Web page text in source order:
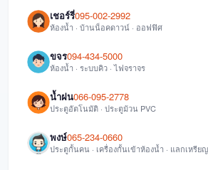
เชอร์รี่095-002-2992
ห้องน้ำ · บ้านน็อคดาวน์ · ออฟฟิศ
ขจร094-434-5000
ห้องน้ำ · ระบบคิว · ไฟจราจร
น้ำฝน066-095-2778
ประตูอัตโนมัติ · ประตูม้วน PVC
พงษ์065-234-0660
ประตูกั้นคน · เครื่องกั้นเข้าห้องน้ำ · แลกเหรียญ